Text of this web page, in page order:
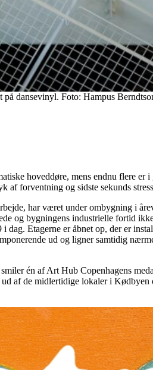
på dansevinyl. Foto: Hampus
hoveddøre, mens endnu flere
forventning og sidste sekunds
har været under ombygning i
og bygningens industrielle fortid
dag. Etagerne er åbnet op, der er
ud og ligner samtidig
én af Art Hub Copenhagens
af de midlertidige lokaler i